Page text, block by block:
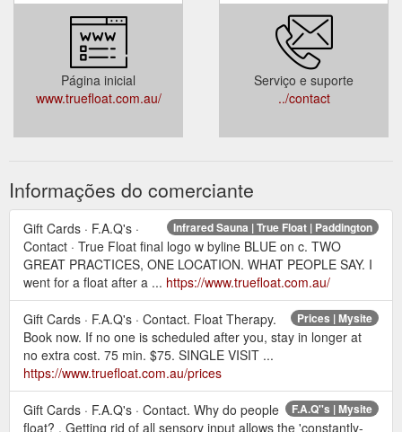
Página inicial
www.truefloat.com.au/
Serviço e suporte
../contact
Informações do comerciante
Infrared Sauna | True Float | Paddington
Gift Cards · F.A.Q's ·
Contact · True Float final logo w byline BLUE on c. TWO
GREAT PRACTICES, ONE LOCATION. WHAT PEOPLE SAY. I
went for a float after a ... https://www.truefloat.com.au/
Prices | Mysite
Gift Cards · F.A.Q's · Contact. Float Therapy.
Book now. If no one is scheduled after you, stay in longer at
no extra cost. 75 min. $75. SINGLE VISIT ...
https://www.truefloat.com.au/prices
F.A.Q''s | Mysite
Gift Cards · F.A.Q's · Contact. Why do people
float? ​. Getting rid of all sensory input allows the 'constantly-